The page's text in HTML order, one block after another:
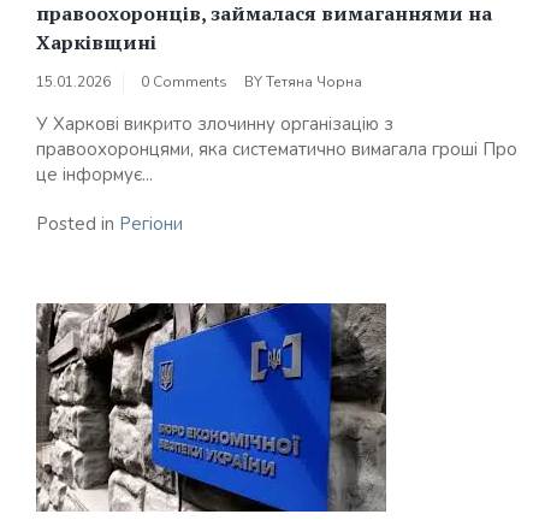
правоохоронців, займалася вимаганнями на
Харківщині
15.01.2026 0 Comments BYТетяна Чорна
У Харкові викрито злочинну організацію з
правоохоронцями, яка систематично вимагала гроші Про
це інформує...
Posted in Регіони